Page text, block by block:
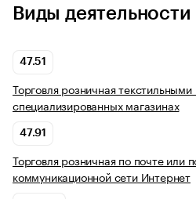
Виды деятельности
47.51
Торговля розничная
специализированных магазинах
47.91
Торговля розничная по почте или
коммуникационной сети Интернет